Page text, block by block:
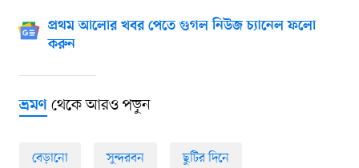
প্রথম আলোর খবর পেতে গুগল নিউজ চ্যানেল ফলো
করুন
ভ্রমণথেকে আরও পড়ুন
বেড়ানো সুন্দরবন ছুটির দিনে